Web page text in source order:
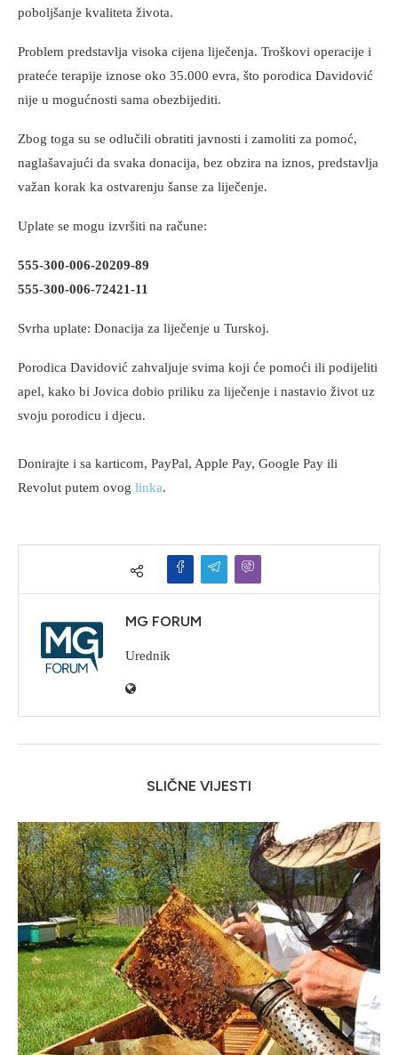
poboljšanje kvaliteta života.
Problem predstavlja visoka cijena liječenja. Troškovi operacije i
prateće terapije iznose oko 35.000 evra, što porodica Davidović
nije u mogućnosti sama obezbijediti.
Zbog toga su se odlučili obratiti javnosti i zamoliti za pomoć,
naglašavajući da svaka donacija, bez obzira na iznos, predstavlja
važan korak ka ostvarenju šanse za liječenje.
Uplate se mogu izvršiti na račune:
555-300-006-20209-89
555-300-006-72421-11
Svrha uplate: Donacija za liječenje u Turskoj.
Porodica Davidović zahvaljuje svima koji će pomoći ili podijeliti
apel, kako bi Jovica dobio priliku za liječenje i nastavio život uz
svoju porodicu i djecu.
Donirajte i sa karticom, PayPal, Apple Pay, Google Pay ili
Revolut putem ovog linka.
MG FORUM
Urednik
SLIČNE VIJESTI